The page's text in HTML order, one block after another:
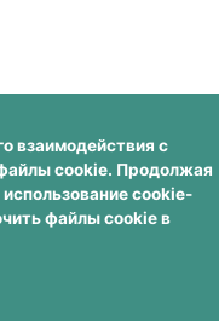
взаимодействия с
cookie. Продолжая
cookie-
файлы cookie в